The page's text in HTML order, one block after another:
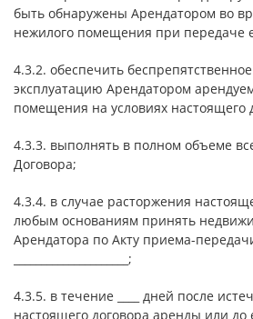
быть обнаружены Арендатором во
нежилого помещения при передаче
4.3.2. обеспечить
эксплуатацию Арендатором
помещения на условиях настоящего
4.3.3. выполнять в полном объеме
Договора;
4.3.4. в случае расторжения
любым основаниям принять
Арендатора по Акту приема-
_____________________;
4.3.5. в течение ____ дней после
настоящего договора аренды или до